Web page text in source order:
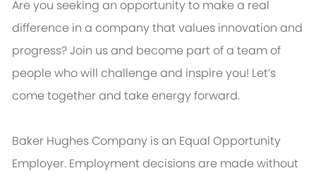
Are you seeking an opportunity to make a real
difference in a company that values innovation and
progress? Join us and become part of a team of
people who will challenge and inspire you! Let’s
come together and take energy forward.
Baker Hughes Company is an Equal Opportunity
Employer. Employment decisions are made without